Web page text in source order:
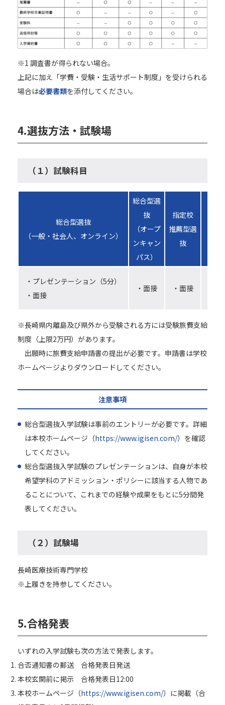
※1 調査書が得られない場合。
上記に加え「学費・受験・生活サポート制度」を受けられる
場合は必要書類を添付してください。
4.選抜方法・試験場
（１）試験科目
総合型選抜
（一般・社会人、オンライン）
総合型選
抜
（オープ
ンキャン
パス）
指定校
推薦型選
抜
・プレゼンテーション（5分）
・面接
・面接 ・面接
※長崎県内離島及び県外から受験される方には受験旅費支給
制度（上限2万円）があります。
出願時に旅費支給申請書の提出が必要です。申請書は学校
ホームページよりダウンロードしてください。
注意事項
総合型選抜入学試験は事前のエントリーが必要です。詳細
は本校ホームページ（https://www.igisen.com/）を確認
してください。
総合型選抜入学試験のプレゼンテーションは、自身が本校
希望学科のアドミッション・ポリシーに該当する人物であ
ることについて、これまでの経験や成果をもとに5分間発
表してください。
（２）試験場
長崎医療技術専門学校
※上履きを持参してください。
5.合格発表
いずれの入学試験も次の方法で発表します。
合否通知書の郵送 合格発表日発送
本校玄関前に掲示 合格発表日12:00
本校ホームページ（https://www.igisen.com/）に掲載（合